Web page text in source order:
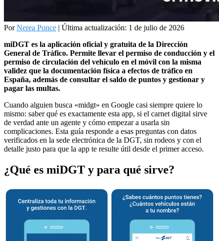
PorNerea Ponce | Última actualización: 1 de julio de 2026
miDGT es la aplicación oficial y gratuita de la Dirección
General de Tráfico. Permite llevar el permiso de conducción y el
permiso de circulación del vehículo en el móvil con la misma
validez que la documentación física a efectos de tráfico en
España, además de consultar el saldo de puntos y gestionar y
pagar las multas.
Cuando alguien busca «midgt» en Google casi siempre quiere lo
mismo: saber qué es exactamente esta app, si el carnet digital sirve
de verdad ante un agente y cómo empezar a usarla sin
complicaciones. Esta guía responde a esas preguntas con datos
verificados en la sede electrónica de la DGT, sin rodeos y con el
detalle justo para que la app te resulte útil desde el primer acceso.
¿Qué es miDGT y para qué sirve?